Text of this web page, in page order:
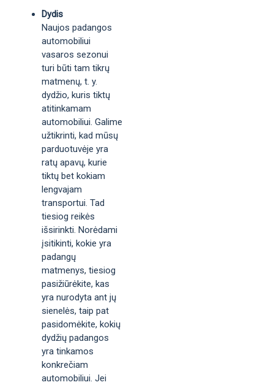
Dydis
Naujos padangos
automobiliui
vasaros sezonui
turi būti tam tikrų
matmenų, t. y.
dydžio, kuris tiktų
atitinkamam
automobiliui. Galime
užtikrinti, kad mūsų
parduotuvėje yra
ratų apavų, kurie
tiktų bet kokiam
lengvajam
transportui. Tad
tiesiog reikės
išsirinkti. Norėdami
įsitikinti, kokie yra
padangų
matmenys, tiesiog
pasižiūrėkite, kas
yra nurodyta ant jų
sienelės, taip pat
pasidomėkite, kokių
dydžių padangos
yra tinkamos
konkrečiam
automobiliui. Jei